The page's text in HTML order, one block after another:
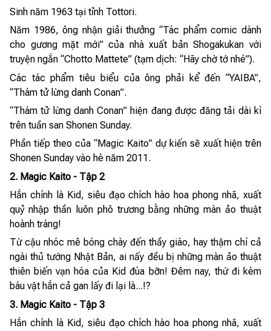
Sinh năm 1963 tại tỉnh Tottori.
Năm 1986, ông nhận giải thưởng “Tác phẩm comic dành
cho gương mặt mới” của nhà xuất bản Shogakukan với
truyện ngắn “Chotto Mattete” (tạm dịch: “Hãy chờ tớ nhé”).
Các tác phẩm tiêu biểu của ông phải kể đến “YAIBA”,
“Thám tử lừng danh Conan”.
“Thám tử lừng danh Conan” hiện đang được đăng tải dài kì
trên tuần san Shonen Sunday.
Phần tiếp theo của “Magic Kaito” dự kiến sẽ xuất hiện trên
Shonen Sunday vào hè năm 2011.
2. Magic Kaito - Tập 2
Hắn chính là Kid, siêu đạo chích hào hoa phong nhã, xuất
quỷ nhập thần luôn phô trương bằng những màn ảo thuật
hoành tráng!
Từ cậu nhóc mê bóng chày đến thầy giáo, hay thậm chí cả
ngài thủ tướng Nhật Bản, ai nấy đều bị những màn ảo thuật
thiên biến vạn hóa của Kid đùa bỡn! Đêm nay, thứ đi kèm
báu vật hắn cả gan lấy đi lại là...!?
3. Magic Kaito - Tập 3
Hắn chính là Kid, siêu đạo chích hào hoa phong nhã, xuất